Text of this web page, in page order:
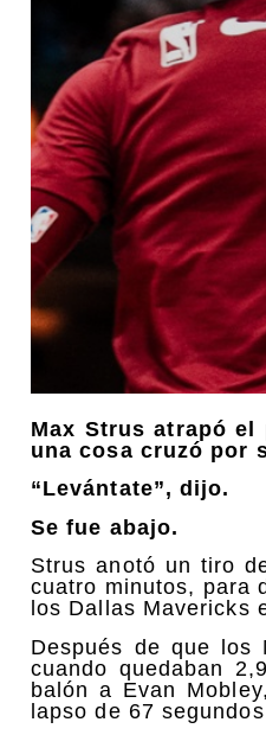
Max Strus atrapó el
una cosa cruzó por
“Levántate”, dijo.
Se fue abajo.
Strus anotó un tiro
cuatro minutos, para
los Dallas Mavericks
Después de que los
cuando quedaban
balón a Evan
lapso de 67